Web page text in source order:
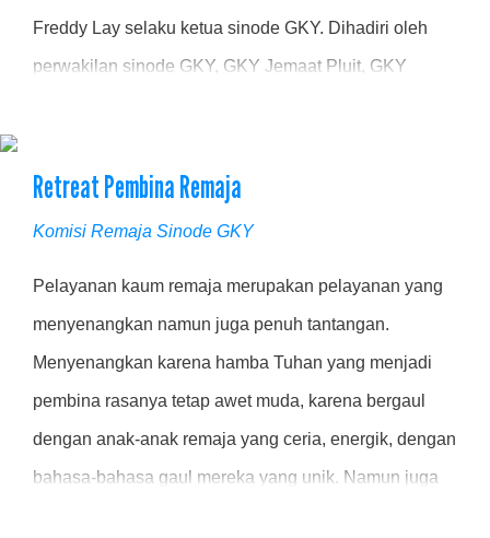
Freddy Lay selaku ketua sinode GKY. Dihadiri oleh
perwakilan sinode GKY, GKY Jemaat Pluit, GKY
dari keempat perwakilan tersebut.
Retreat Pembina Remaja
Komisi Remaja Sinode GKY
Pelayanan kaum remaja merupakan pelayanan yang
menyenangkan namun juga penuh tantangan.
Menyenangkan karena hamba Tuhan yang menjadi
pembina rasanya tetap awet muda, karena bergaul
dengan anak-anak remaja yang ceria, energik, dengan
bahasa-bahasa gaul mereka yang unik. Namun juga